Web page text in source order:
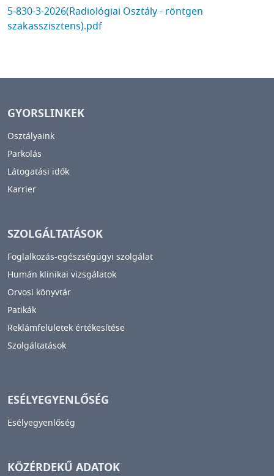
DOCUMENT
5-830-3-2026(Radiológiai Osztály - röntgen
szakasszisztens).pdf
GYORSLINKEK
Osztályaink
Parkolás
Látogatási idők
Karrier
SZOLGÁLTATÁSOK
Foglalkozás-egészségügyi szolgálat
Humán klinikai vizsgálatok
Orvosi könyvtár
Patikák
Reklámfelületek értékesítése
Szolgáltatások
ESÉLYEGYENLŐSÉG
Esélyegyenlőség
KÖZÉRDEKŰ ADATOK